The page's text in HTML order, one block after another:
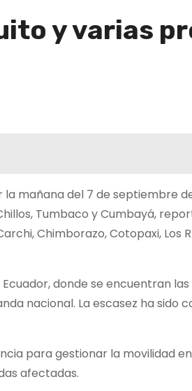
y varias
mañana del 7 de septiembre
Tumbaco y Cumbayá,
Chimborazo, Cotopaxi, Los
donde se encuentran
nacional. La escasez ha sido
para gestionar la movilidad
afectadas.